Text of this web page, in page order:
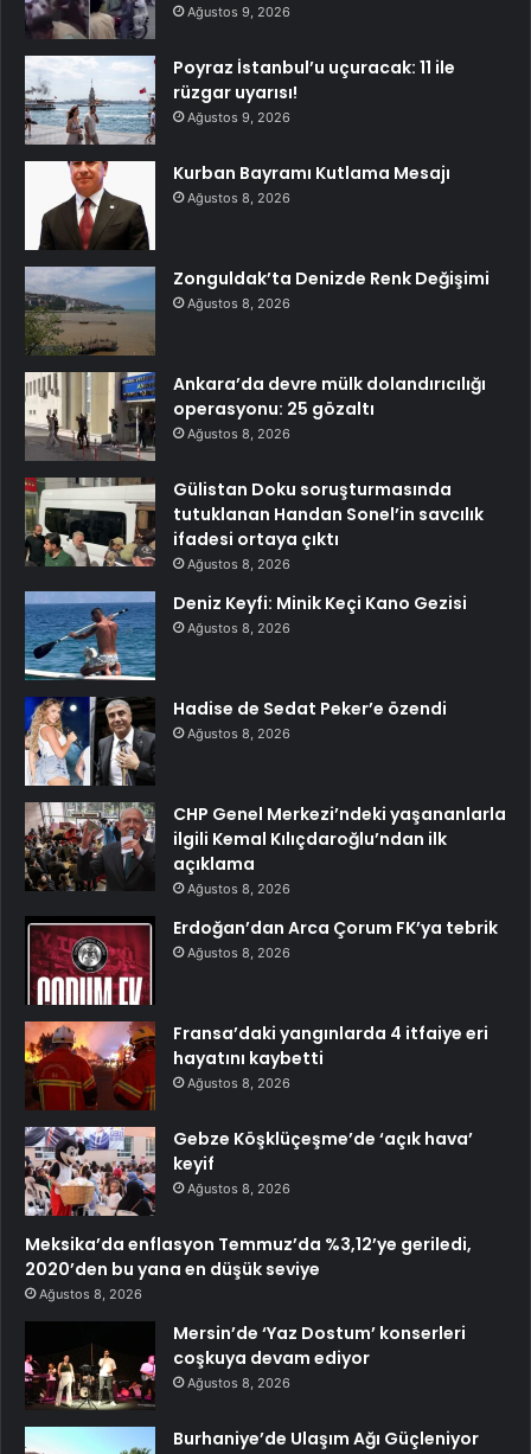
Ağustos 9, 2026
Poyraz İstanbul’u uçuracak: 11 ile
rüzgar uyarısı!
Ağustos 9, 2026
Kurban Bayramı Kutlama Mesajı
Ağustos 8, 2026
Zonguldak’ta Denizde Renk Değişimi
Ağustos 8, 2026
Ankara’da devre mülk dolandırıcılığı
operasyonu: 25 gözaltı
Ağustos 8, 2026
Gülistan Doku soruşturmasında
tutuklanan Handan Sonel’in savcılık
ifadesi ortaya çıktı
Ağustos 8, 2026
Deniz Keyfi: Minik Keçi Kano Gezisi
Ağustos 8, 2026
Hadise de Sedat Peker’e özendi
Ağustos 8, 2026
CHP Genel Merkezi’ndeki yaşananlarla
ilgili Kemal Kılıçdaroğlu’ndan ilk
açıklama
Ağustos 8, 2026
Erdoğan’dan Arca Çorum FK’ya tebrik
Ağustos 8, 2026
Fransa’daki yangınlarda 4 itfaiye eri
hayatını kaybetti
Ağustos 8, 2026
Gebze Köşklüçeşme’de ‘açık hava’
keyif
Ağustos 8, 2026
Meksika’da enflasyon Temmuz’da %3,12’ye geriledi,
2020’den bu yana en düşük seviye
Ağustos 8, 2026
Mersin’de ‘Yaz Dostum’ konserleri
coşkuya devam ediyor
Ağustos 8, 2026
Burhaniye’de Ulaşım Ağı Güçleniyor